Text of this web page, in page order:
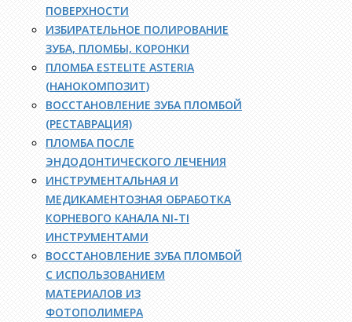
ПОВЕРХНОСТИ
ИЗБИРАТЕЛЬНОЕ ПОЛИРОВАНИЕ
ЗУБА, ПЛОМБЫ, КОРОНКИ
ПЛОМБА ESTELITE ASTERIA
(НАНОКОМПОЗИТ)
ВОССТАНОВЛЕНИЕ ЗУБА ПЛОМБОЙ
(РЕСТАВРАЦИЯ)
ПЛОМБА ПОСЛЕ
ЭНДОДОНТИЧЕСКОГО ЛЕЧЕНИЯ
ИНСТРУМЕНТАЛЬНАЯ И
МЕДИКАМЕНТОЗНАЯ ОБРАБОТКА
КОРНЕВОГО КАНАЛА NI-TI
ИНСТРУМЕНТАМИ
ВОССТАНОВЛЕНИЕ ЗУБА ПЛОМБОЙ
С ИСПОЛЬЗОВАНИЕМ
МАТЕРИАЛОВ ИЗ
ФОТОПОЛИМЕРА